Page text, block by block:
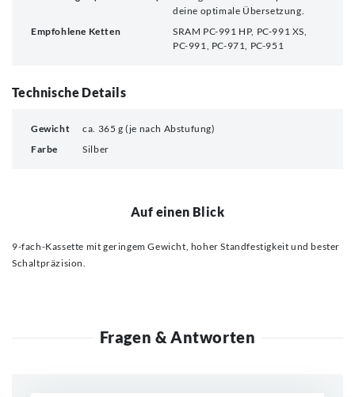
deine optimale Übersetzung.
Empfohlene Ketten
SRAM PC-991 HP, PC-991 XS,
PC-991, PC-971, PC-951
Technische Details
Gewicht
ca. 365 g (je nach Abstufung)
Farbe
Silber
Auf einen Blick
9-fach-Kassette mit geringem Gewicht, hoher Standfestigkeit und bester
Schaltpräzision.
Fragen & Antworten